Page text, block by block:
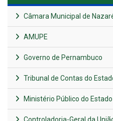
Câmara Municipal de
AMUPE
Governo de Pernambuco
Tribunal de Contas do
Ministério Público do